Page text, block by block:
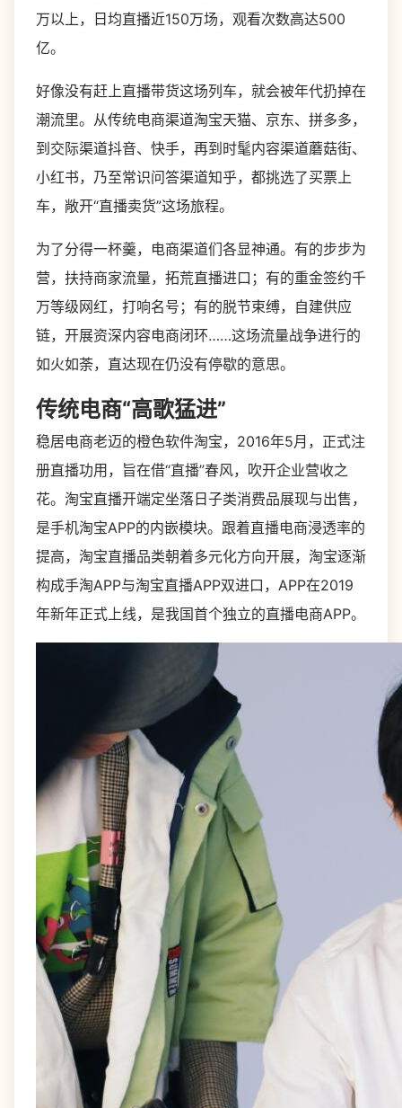
万以上，日均直播近150万场，观看次数高达500
亿。
好像没有赶上直播带货这场列车，就会被年代扔掉在
潮流里。从传统电商渠道淘宝天猫、京东、拼多多，
到交际渠道抖音、快手，再到时髦内容渠道蘑菇街、
小红书，乃至常识问答渠道知乎，都挑选了买票上
车，敞开“直播卖货”这场旅程。
为了分得一杯羹，电商渠道们各显神通。有的步步为
营，扶持商家流量，拓荒直播进口；有的重金签约千
万等级网红，打响名号；有的脱节束缚，自建供应
链，开展资深内容电商闭环……这场流量战争进行的
如火如荼，直达现在仍没有停歇的意思。
传统电商“高歌猛进”
稳居电商老迈的橙色软件淘宝，2016年5月，正式注
册直播功用，旨在借“直播”春风，吹开企业营收之
花。淘宝直播开端定坐落日子类消费品展现与出售，
是手机淘宝APP的内嵌模块。跟着直播电商浸透率的
提高，淘宝直播品类朝着多元化方向开展，淘宝逐渐
构成手淘APP与淘宝直播APP双进口，APP在2019
年新年正式上线，是我国首个独立的直播电商APP。